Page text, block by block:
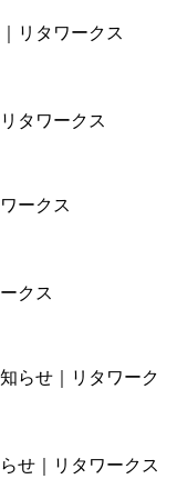
タワークス
クス
せ｜リタワークス